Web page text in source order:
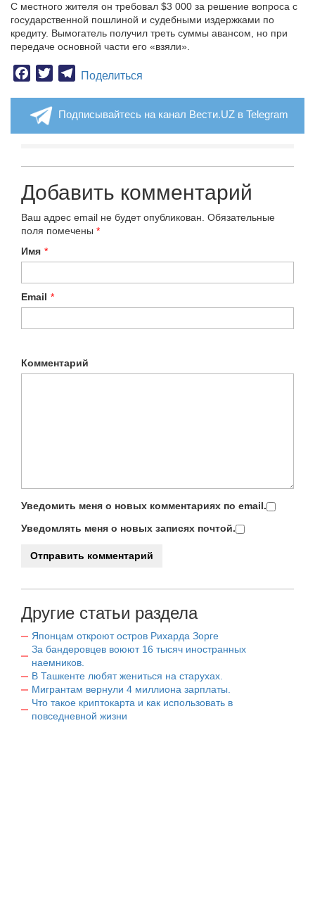
С местного жителя он требовал $3 000 за решение вопроса с
государственной пошлиной и судебными издержками по
кредиту. Вымогатель получил треть суммы авансом, но при
передаче основной части его «взяли».
Facebook
TwitterTelegram
Поделиться
Подписывайтесь на канал Вести.UZ в Telegram
Добавить комментарий
Ваш адрес email не будет опубликован. Обязательные
поля помечены *
Имя *
Email *
Комментарий
Уведомить меня о новых комментариях по email.
Уведомлять меня о новых записях почтой.
Другие статьи раздела
Японцам откроют остров Рихарда Зорге
За бандеровцев воюют 16 тысяч иностранных
наемников.
В Ташкенте любят жениться на старухах.
Мигрантам вернули 4 миллиона зарплаты.
Что такое криптокарта и как использовать в
повседневной жизни